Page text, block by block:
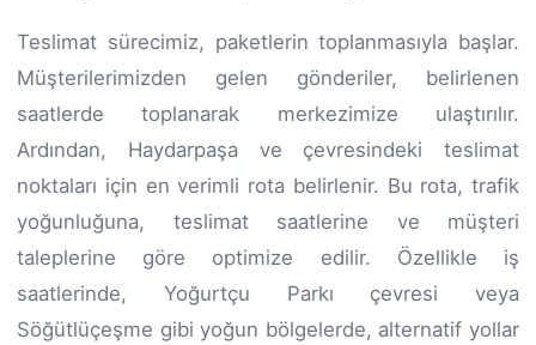
Teslimat sürecimiz, paketlerin toplanmasıyla başlar.
Müşterilerimizden gelen gönderiler, belirlenen
saatlerde toplanarak merkezimize ulaştırılır.
Ardından, Haydarpaşa ve çevresindeki teslimat
noktaları için en verimli rota belirlenir. Bu rota, trafik
yoğunluğuna, teslimat saatlerine ve müşteri
taleplerine göre optimize edilir. Özellikle iş
saatlerinde, Yoğurtçu Parkı çevresi veya
Söğütlüçeşme gibi yoğun bölgelerde, alternatif yollar